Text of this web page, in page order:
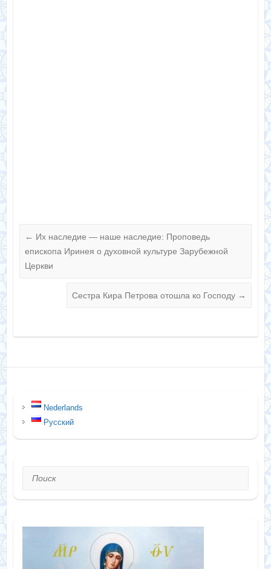
← Их наследие — наше наследие: Проповедь
епископа Иринея о духовной культуре Зарубежной
Церкви
Сестра Кира Петрова отошла ко Господу →
Nederlands
Русский
Поиск